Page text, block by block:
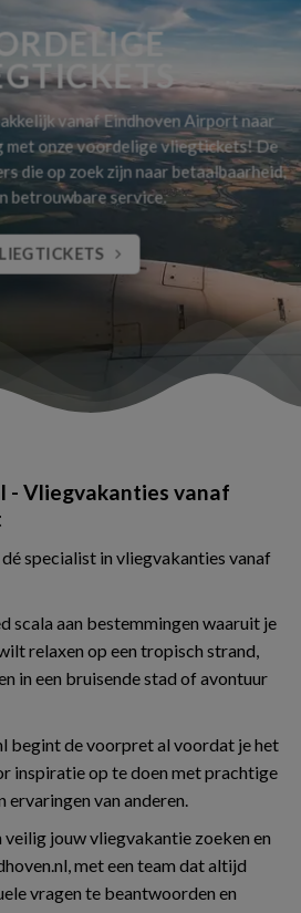
vanaf Eindhoven Airport naar
met onze voordelige vliegtickets! De
die op zoek zijn naar betaalbaarheid,
betrouwbare service.
- Vliegvakanties vanaf
specialist in vliegvakanties vanaf
scala aan bestemmingen waaruit je
relaxen op een tropisch strand,
in een bruisende stad of avontuur
begint de voorpret al voordat je het
inspiratie op te doen met prachtige
van anderen.
veilig jouw vliegvakantie zoeken en
met een team dat altijd
vragen te beantwoorden en